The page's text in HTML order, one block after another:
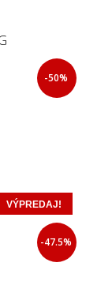
-50%
VÝPREDAJ!
-47.5%